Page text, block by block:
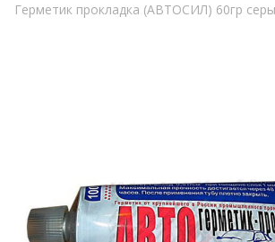
Герметик прокладка (АВТОСИЛ) 60гр